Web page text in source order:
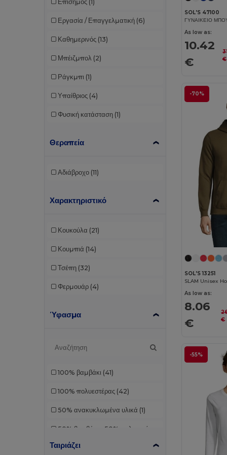
Επίσημος (1)
Εργασία / Επαγγελματική (6)
Καθημερινός (13)
Μπέιζμπολ (2)
Ράγκμπι (1)
Υπαίθριος (4)
Φυσική κατάσταση (1)
Θεραπεία
Αδιάβροχο (11)
Χαρακτηριστικό
Κουκούλα (21)
Κουμπιά (14)
Τσέπη (32)
Φερμουάρ (4)
Ύφασμα
100% βαμβάκι (41)
100% πολυεστέρας (42)
50% ανακυκλωμένα υλικά (1)
50% βαμβάκι - 50% πολυεστέρας
Ταιριάζει
SOL'S 47100
As low as:
10.42
€
€
-70%
SOL'S 13251
SLAM Unisex
As low as:
8.06
€
€
-55%